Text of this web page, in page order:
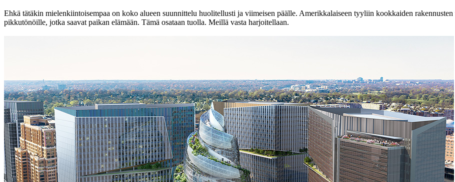
Ehkä tätäkin mielenkiintoisempaa on koko alueen suunnittelu huolitellusti ja viimeisen päälle. Amerikkalaiseen tyyliin kookkaiden
pikkutönöille, jotka saavat paikan elämään. Tämä osataan tuolla. Meillä vasta harjoitellaan.